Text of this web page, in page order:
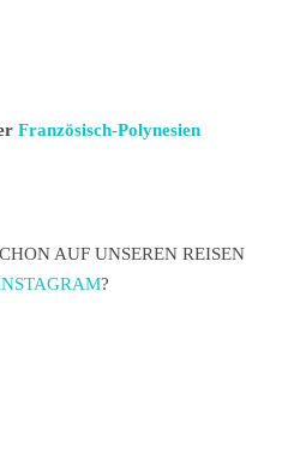
Französisch-Polynesien
AUF UNSEREN REISEN
?